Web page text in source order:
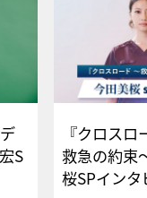
S
『クロス
救急の約束
桜SPイ